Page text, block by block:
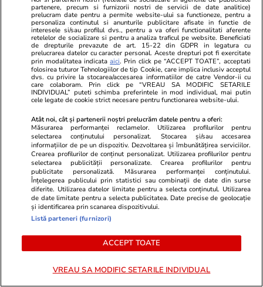
vineri
Știri România 06 aug.
România negociază cu Ucraina o
achiziție comună de armament
pentru a nu pierde finanțarea
G4Media
Știri România 06 aug.
141 de localități din România
au restricții la apă: 80 în sistem
centralizat și 61 dependente de
puțuri și fântâni
partenere, precum si furnizorii nostri de servicii de date analitice)
prelucram date pentru a permite website-ului sa functioneze, pentru a
personaliza continutul si anunturile publicitare afisate in functie de
interesele si/sau profilul dvs., pentru a va oferi functionalitati aferente
retelelor de socializare si pentru a analiza traficul pe website. Beneficiati
de drepturile prevazute de art. 15-22 din GDPR in legatura cu
prelucrarea datelor cu caracter personal. Aceste drepturi pot fi exercitate
prin modalitatea indicataaici. Prin click pe “ACCEPT TOATE”, acceptati
folosirea tuturor Tehnologiilor de tip Cookie, care implica inclusiv acceptul
dvs. cu privire la stocarea/accesarea informatiilor de catre Vendor-ii cu
care colaboram. Prin click pe “VREAU SA MODIFIC SETARILE
INDIVIDUAL” puteti schimba preferintele in mod individual, mai putin
cele legate de cookie strict necesare pentru functionarea website-ului.
Atât noi, cât și partenerii noștri prelucrăm datele pentru a oferi:
Măsurarea performanței reclamelor. Utilizarea profilurilor pentru
selectarea conținutului personalizat. Stocarea și/sau accesarea
informațiilor de pe un dispozitiv. Dezvoltarea și îmbunătățirea serviciilor.
Crearea profilurilor de conținut personalizat. Utilizarea profilurilor pentru
selectarea publicității personalizate. Crearea profilurilor pentru
publicitate personalizată. Măsurarea performanței conținutului.
Înțelegerea publicului prin statistici sau combinații de date din surse
diferite. Utilizarea datelor limitate pentru a selecta conținutul. Utilizarea
de date limitate pentru a selecta publicitatea. Date precise de geolocație
și identificarea prin scanarea dispozitivului.
Listă parteneri (furnizori)
ACCEPT TOATE
VREAU SA MODIFIC SETARILE INDIVIDUAL